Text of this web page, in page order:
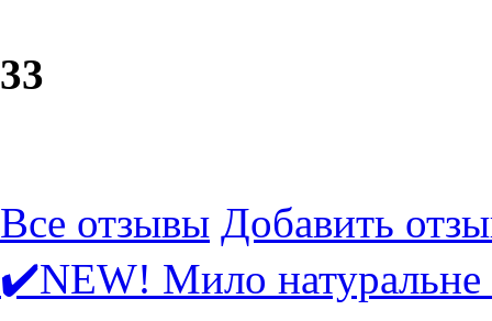
33
Все отзывы Добавить
✔️NEW! Мило натуральне